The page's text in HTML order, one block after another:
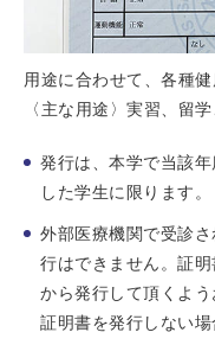
用途に合わせて、各種
〈主な用途〉実習、留
発行は、本学で当該
した学生に限ります。
外部医療機関で受診
行はできません。証
から発行して頂くよ
証明書を発行しない